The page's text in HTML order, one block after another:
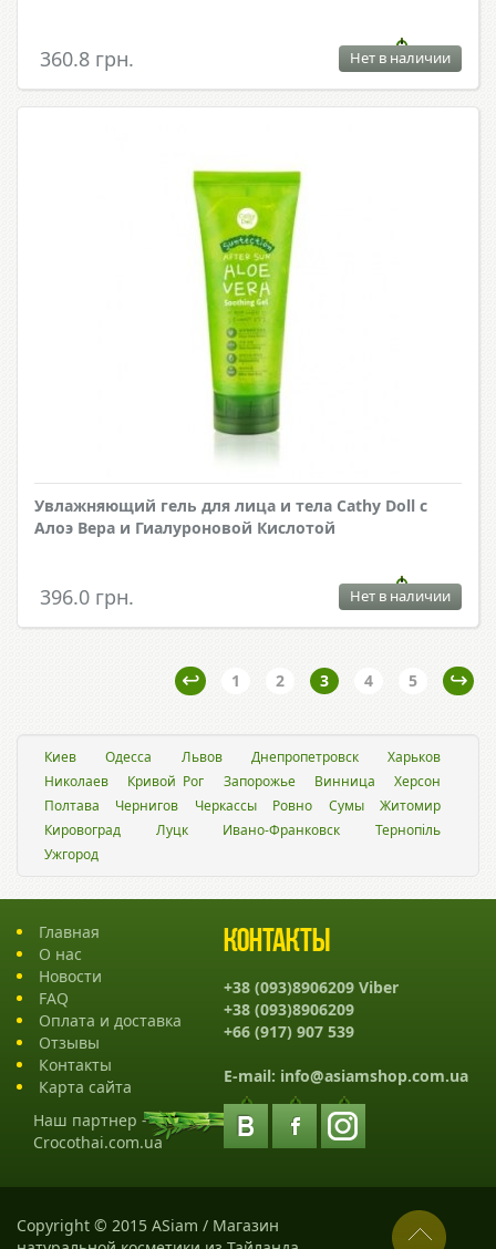
360.8 грн. Нет в наличии
Увлажняющий гель для лица и тела Cathy Doll с
Алоэ Вера и Гиалуроновой Кислотой
396.0 грн. Нет в наличии
1 2 3 4 5
Киев Одесса Львов Днепропетровск
Харьков
Николаев
Кривой Рог Запорожье Винница
Херсон
Полтава
Чернигов Черкассы Ровно Сумы
Житомир
Кировоград
Луцк Ивано-Франковск
Тернопіль
Ужгород
Главная
О нас
Новости
FAQ
Оплата и доставка
Отзывы
Контакты
Карта сайта
Наш партнер -
Crocothai.com.ua
Контакты
+38 (093)8906209 Viber
+38 (093)8906209
+66 (917) 907 539
E-mail: info@asiamshop.com.ua
Copyright © 2015 ASiam / Магазин